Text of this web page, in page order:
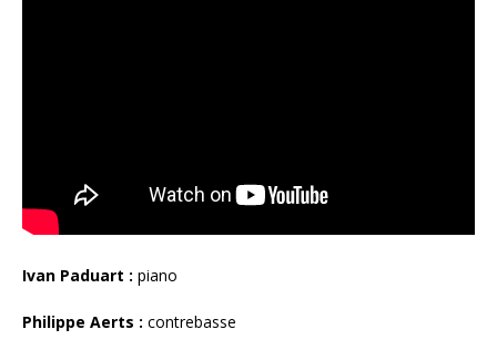
Ivan Paduart : piano
Philippe Aerts : contrebasse